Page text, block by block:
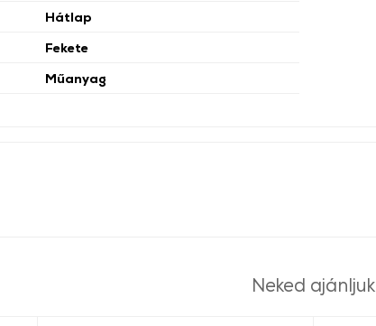
Hátlap
Fekete
Műanyag
Neked ajánljuk